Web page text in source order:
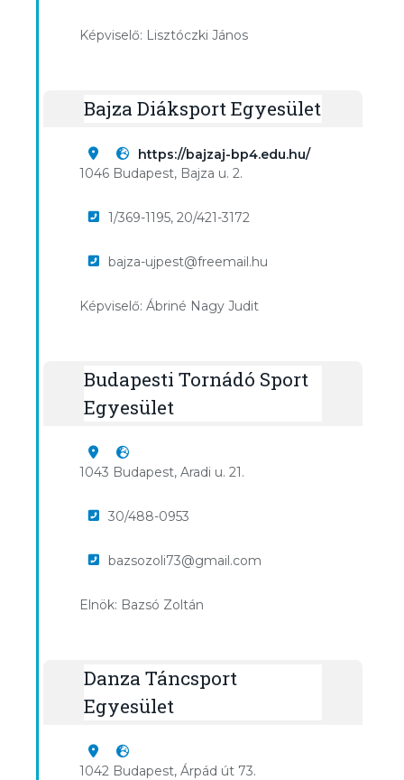
Képviselő: Lisztóczki János
Bajza Diáksport Egyesület
https://bajzaj-bp4.edu.hu/
1046 Budapest, Bajza u. 2.
1/369-1195, 20/421-3172
bajza-ujpest@freemail.hu
Képviselő: Ábriné Nagy Judit
Budapesti Tornádó Sport
Egyesület
1043 Budapest, Aradi u. 21.
30/488-0953
bazsozoli73@gmail.com
Elnök: Bazsó Zoltán
Danza Táncsport
Egyesület
1042 Budapest, Árpád út 73.